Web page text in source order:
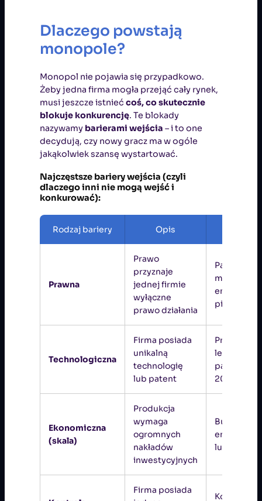
Dlaczego powstają
monopole?
Monopol nie pojawia się przypadkowo.
Żeby jedna firma mogła przejąć cały rynek,
musi jeszcze istnieć coś, co skutecznie
blokuje konkurencję. Te blokady
nazywamy barierami wejścia – i to one
decydują, czy nowy gracz ma w ogóle
jakąkolwiek szansę wystartować.
Najczęstsze bariery wejścia (czyli
dlaczego inni nie mogą wejść i
konkurować):
Rodzaj bariery Opis
Prawna
Prawo
przyznaje
jednej firmie
wyłączne
prawo działania
Państwowy
monopol
emisję
pieniędzy
Technologiczna
Firma posiada
unikalną
technologię
lub patent
Producent
leku
patent
20 lat
Ekonomiczna
(skala)
Produkcja
wymaga
ogromnych
nakładów
inwestycyjnych
Budowa
lub
Firma posiada
Kopalnia